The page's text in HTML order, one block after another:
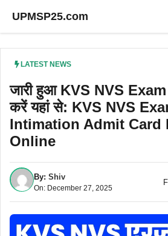
UPMSP25.com
LATEST NEWS
जारी हुआ KVS NVS Exam
करें यहां से: KVS NVS
Intimation Admit Card
Online
By: Shiv
On: December 27, 2025